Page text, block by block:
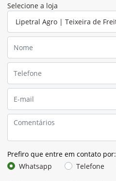
Selecione a loja
Prefiro que entre em contato por:
Whatsapp
Telefone